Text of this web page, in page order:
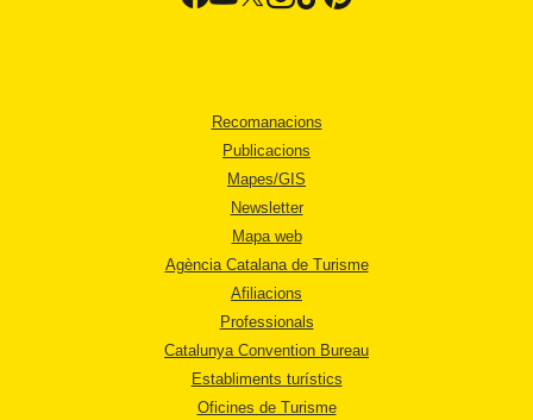
Recomanacions
Publicacions
Mapes/GIS
Newsletter
Mapa web
Agència Catalana de Turisme
Afiliacions
Professionals
Catalunya Convention Bureau
Establiments turístics
Oficines de Turisme